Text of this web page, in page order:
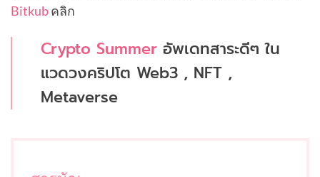
Bitkubคลิก
Crypto Summer อัพเดทสาระดีๆ ใน
แวดวงคริปโต Web3 , NFT ,
Metaverse